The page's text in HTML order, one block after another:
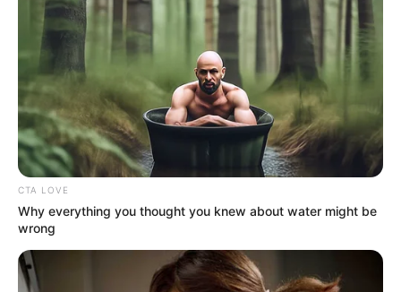
CTA LOVE
Why everything you thought you knew about water might be
wrong